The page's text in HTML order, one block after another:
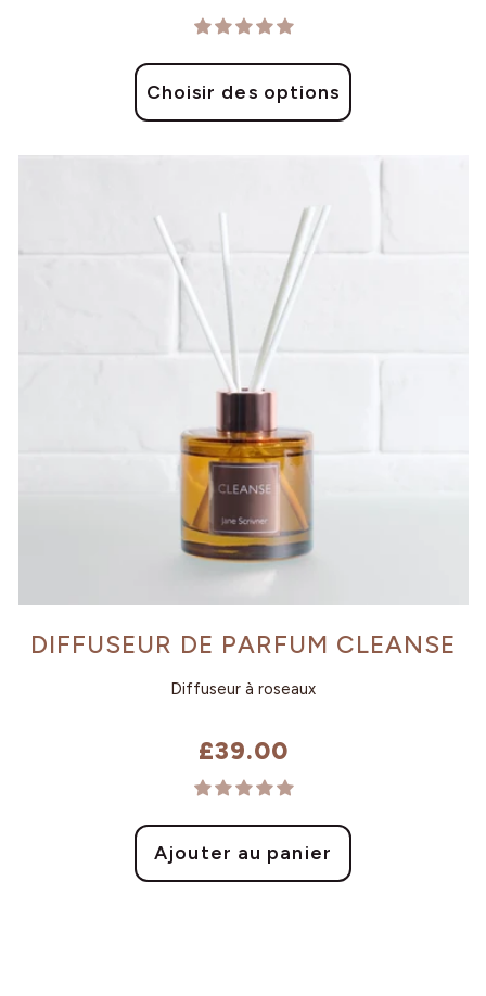
Choisir des options
DIFFUSEUR DE PARFUM CLEANSE
Diffuseur à roseaux
Prix
habituel
£39.00
Ajouter au panier